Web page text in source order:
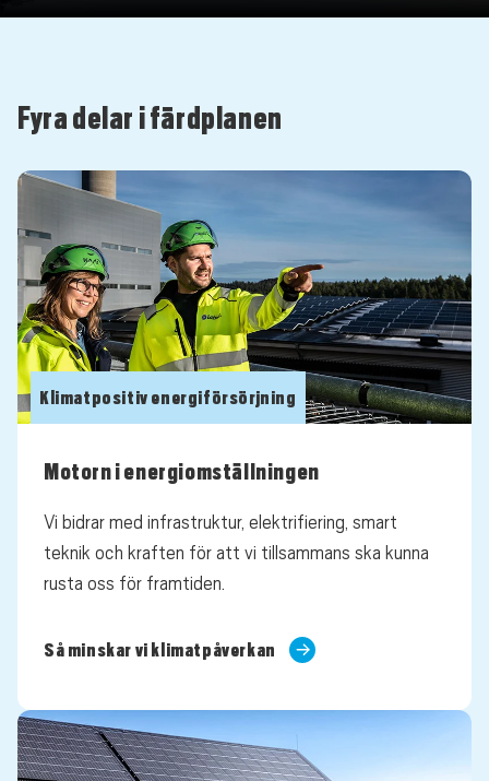
Fyra delar i färdplanen
Klimatpositiv energiförsörjning
Motorn i energiomställningen
Vi bidrar med infrastruktur, elektrifiering, smart
teknik och kraften för att vi tillsammans ska kunna
rusta oss för framtiden.
Så minskar vi klimatpåverkan